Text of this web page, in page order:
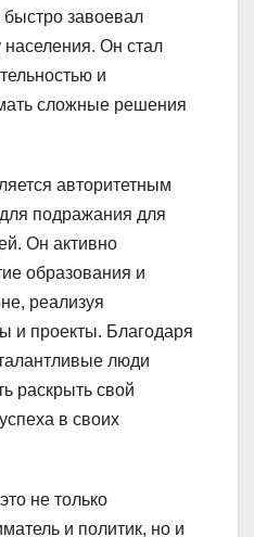
завоевал
Он стал
и
сложные решения
авторитетным
подражания для
Он активно
образования и
реализуя
и проекты. Благодаря
люди
раскрыть свой
в своих
не только
и политик, но и